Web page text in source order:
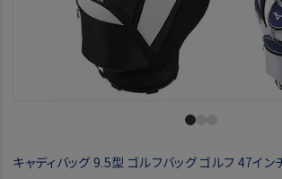
キャディバッグ 9.5型 ゴルフバッグ ゴルフ 47イ